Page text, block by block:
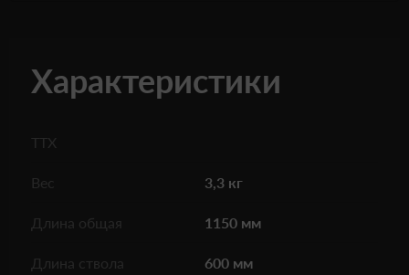
Характеристики
ТТХ
Вес 3,3 кг
Длина общая 1150 мм
Длина ствола 600 мм